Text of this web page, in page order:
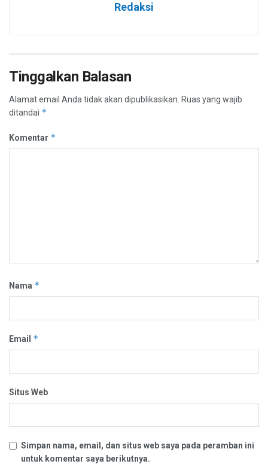
Redaksi
Tinggalkan Balasan
Alamat email Anda tidak akan dipublikasikan. Ruas yang wajib
ditandai *
Komentar *
Nama *
Email *
Situs Web
Simpan nama, email, dan situs web saya pada peramban ini
untuk komentar saya berikutnya.